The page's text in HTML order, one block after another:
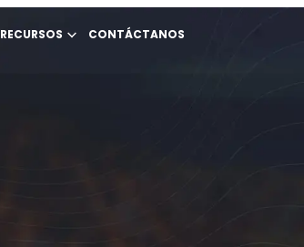
RECURSOS CONTÁCTANOS